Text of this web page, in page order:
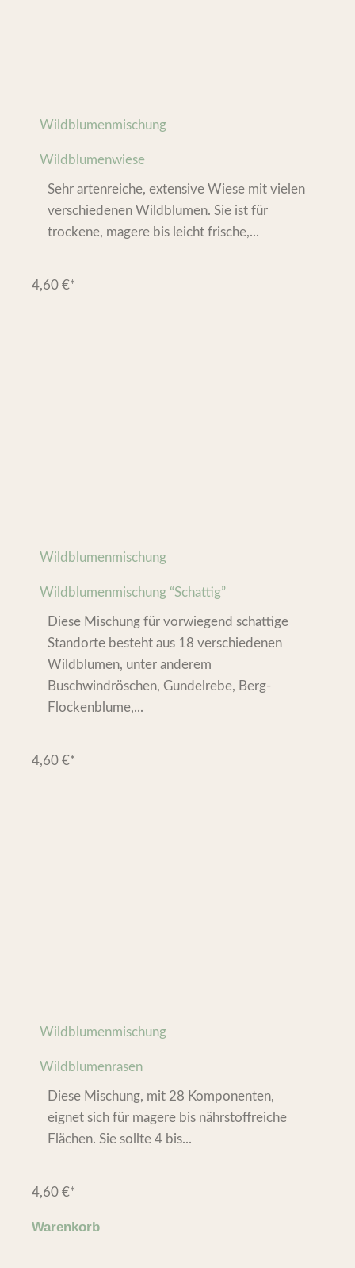
Wildblumenmischung
Wildblumenwiese
Sehr artenreiche, extensive Wiese mit vielen
verschiedenen Wildblumen. Sie ist für
trockene, magere bis leicht frische,...
4,60 €*
Wildblumenmischung
Wildblumenmischung “Schattig”
Diese Mischung für vorwiegend schattige
Standorte besteht aus 18 verschiedenen
Wildblumen, unter anderem
Buschwindröschen, Gundelrebe, Berg-
Flockenblume,...
4,60 €*
Wildblumenmischung
Wildblumenrasen
Diese Mischung, mit 28 Komponenten,
eignet sich für magere bis nährstoffreiche
Flächen. Sie sollte 4 bis...
4,60 €*
Warenkorb